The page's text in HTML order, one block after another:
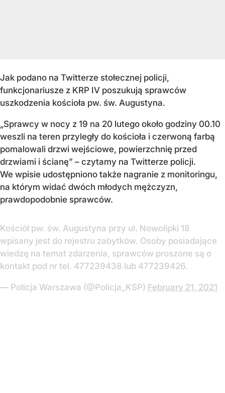
Jak podano na Twitterze stołecznej policji,
funkcjonariusze z KRP IV poszukują sprawców
uszkodzenia kościoła pw. św. Augustyna.
„Sprawcy w nocy z 19 na 20 lutego około godziny 00.10
weszli na teren przyległy do kościoła i czerwoną farbą
pomalowali drzwi wejściowe, powierzchnię przed
drzwiami i ścianę” – czytamy na Twitterze policji.
We wpisie udostępniono także nagranie z monitoringu,
na którym widać dwóch młodych mężczyzn,
prawdopodobnie sprawców.
Kościół pw. św. Augustyna przy ul. Nowolipki 18
wpisany jest do rejestru zabytków. Osoby posiadające
wiedzę na temat zdarzenia, sprawców proszone są o
kontakt pod nr tel. 477239438 lub 477239426.
— Policja Warszawa (@Policja_KSP) February 21, 2021